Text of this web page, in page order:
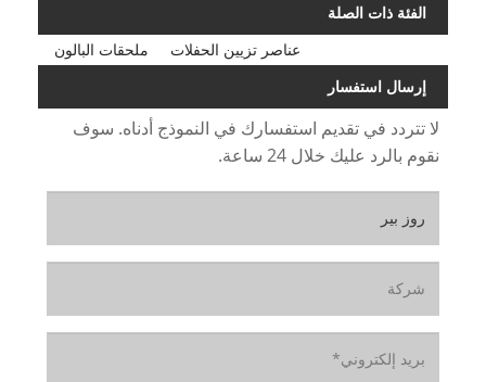
الفئة ذات الصلة
ملحقات البالون
عناصر تزيين الحفلات
إرسال استفسار
لا تتردد في تقديم استفسارك في النموذج أدناه. سوف
نقوم بالرد عليك خلال 24 ساعة.